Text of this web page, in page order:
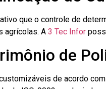
que o controle de
agrícolas. A 3 Tec Infor
de
de acordo